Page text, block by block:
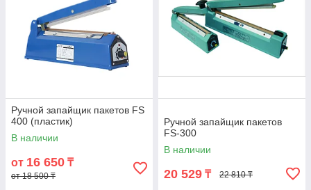
Ручной запайщик пакетов FS
400 (пластик)
В наличии
от 16 650 ₸
от 18 500 ₸
Ручной запайщик пакетов
FS-300
В наличии
20 529 ₸ 22 810 ₸